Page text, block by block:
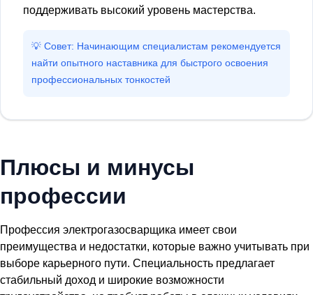
поддерживать высокий уровень мастерства.
💡 Совет: Начинающим специалистам рекомендуется
найти опытного наставника для быстрого освоения
профессиональных тонкостей
Плюсы и минусы
профессии
Профессия электрогазосварщика имеет свои
преимущества и недостатки, которые важно учитывать при
выборе карьерного пути. Специальность предлагает
стабильный доход и широкие возможности